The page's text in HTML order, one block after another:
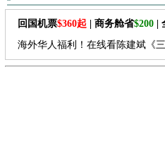
回国机票$360起 | 商务舱省$200 |
海外华人福利！在线看陈建斌《